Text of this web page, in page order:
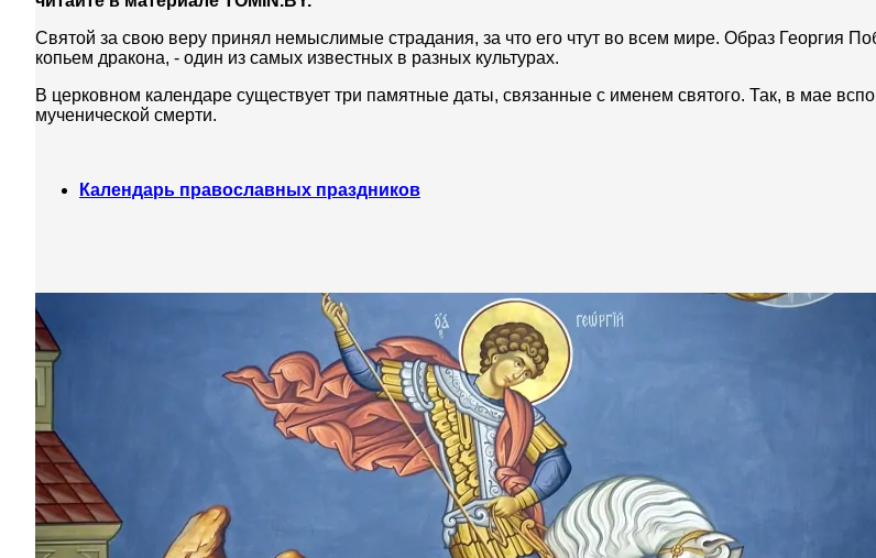
Святой за свою веру принял немыслимые страдания, за что его чтут во всем мире. Образ Георгия
копьем дракона, - один из самых известных в разных культурах.
В церковном календаре существует три памятные даты, связанные с именем святого. Так, в мае
мученической смерти.
Календарь православных праздников